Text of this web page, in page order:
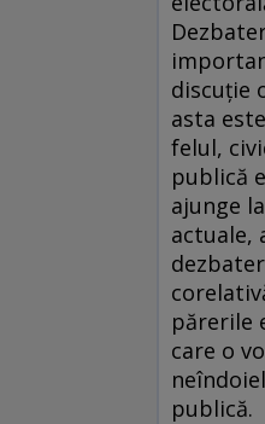
discuție
asta
felul,
publică
ajunge
actuale,
părerile
care o
publică.